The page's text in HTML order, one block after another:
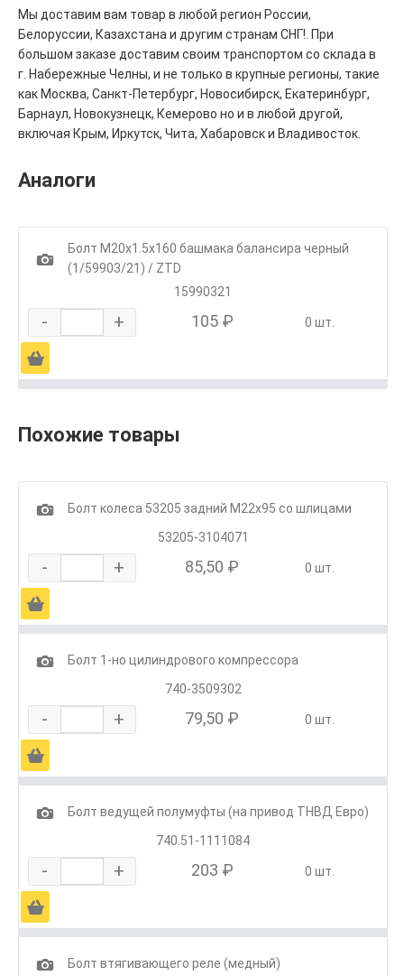
Мы доставим вам товар в любой регион России,
Белоруссии, Казахстана и другим странам СНГ!. При
большом заказе доставим своим транспортом со склада в
г. Набережные Челны, и не только в крупные регионы, такие
как Москва, Санкт-Петербург, Новосибирск, Екатеринбург,
Барнаул, Новокузнецк, Кемерово но и в любой другой,
включая Крым, Иркутск, Чита, Хабаровск и Владивосток.
Аналоги
1
Болт М20х1.5х160 башмака балансира черный
(1/59903/21) / ZTD
15990321
- + 105 ₽ 0 шт.
Ä
Похожие товары
1
Болт колеса 53205 задний М22х95 со шлицами
53205-3104071
- + 85,50 ₽ 0 шт.
Ä
1
Болт 1-но цилиндрового компрессора
740-3509302
- + 79,50 ₽ 0 шт.
Ä
1
Болт ведущей полумуфты (на привод ТНВД Евро)
740.51-1111084
- + 203 ₽ 0 шт.
Ä
1
Болт втягивающего реле (медный)